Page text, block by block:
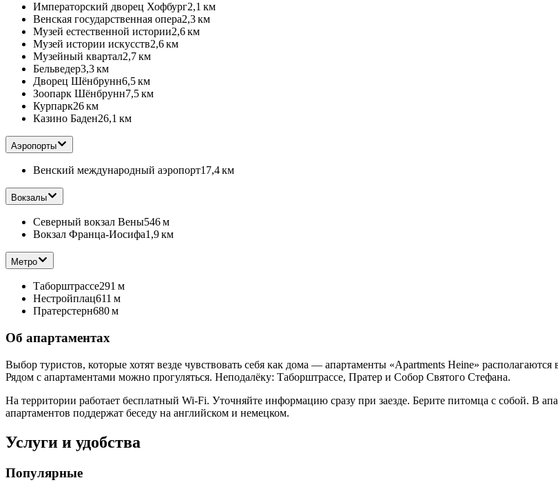
Императорский дворец Хофбург2,1 км
Венская государственная опера2,3 км
Музей естественной истории2,6 км
Музей истории искусств2,6 км
Музейный квартал2,7 км
Бельведер3,3 км
Дворец Шёнбрунн6,5 км
Зоопарк Шёнбрунн7,5 км
Курпарк26 км
Казино Баден26,1 км
Аэропорты
Венский международный аэропорт17,4 км
Вокзалы
Северный вокзал Вены546 м
Вокзал Франца-Иосифа1,9 км
Метро
Таборштрассе291 м
Нестройплац611 м
Пратерстерн680 м
Об апартаментах
Выбор туристов, которые хотят везде чувствовать себя как дома — апартаменты «Apartments Heine»
Рядом с апартаментами можно прогуляться. Неподалёку: Таборштрассе, Пратер и Собор Святого Стефана.
На территории работает бесплатный Wi-Fi. Уточняйте информацию сразу при заезде. Берите питомца с собой. В
апартаментов поддержат беседу на английском и немецком.
Услуги и удобства
Популярные